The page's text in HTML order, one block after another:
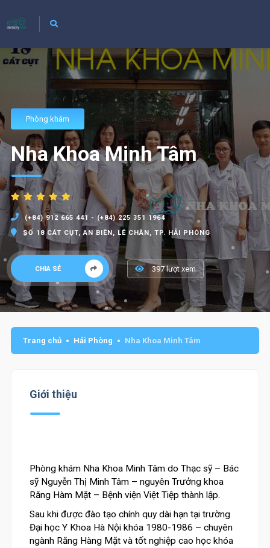
Phòng khám
Nha Khoa Minh Tâm
(+84) 912 665 441 - (+84) 225 351 1964
SỐ 18 CÁT CỤT, AN BIÊN, LÊ CHÂN, TP. HẢI PHÒNG
CHIA SẺ 397 lượt xem
Trang chủ Hải Phòng Nha Khoa Minh Tâm
Giới thiệu
Phòng khám Nha Khoa Minh Tâm do Thạc sỹ – Bác
sỹ Nguyễn Thị Minh Tâm – nguyên Trưởng khoa
Răng Hàm Mặt – Bệnh viện Việt Tiệp thành lập.
Sau khi được đào tạo chính quy dài hạn tại trường
Đại học Y Khoa Hà Nội khóa 1980-1986 – chuyên
ngành Răng Hàng Mặt và tốt nghiệp cao học khóa